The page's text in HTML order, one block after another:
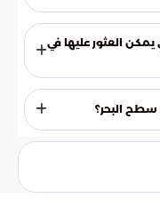
على الرمال المكسوة
يمكن العثور عليها في
البحر؟